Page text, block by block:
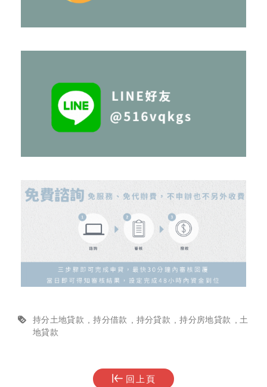
持分土地貸款 持分借款 持分貸款 持分房地貸款
土
地貸款
回上頁